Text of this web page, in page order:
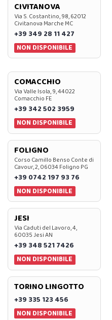
CIVITANOVA
Via S. Costantino, 98, 62012
Civitanova Marche MC
+39 349 28 11 427
NON DISPONIBILE
COMACCHIO
Via Valle Isola, 9, 44022
Comacchio FE
+39 342 502 3959
NON DISPONIBILE
FOLIGNO
Corso Camillo Benso Conte di
Cavour, 2, 06034 Foligno PG
+39 0742 197 93 76
NON DISPONIBILE
JESI
Via Caduti del Lavoro, 4,
60035 Jesi AN
+39 348 521 7426
NON DISPONIBILE
TORINO LINGOTTO
+39 335 123 456
NON DISPONIBILE